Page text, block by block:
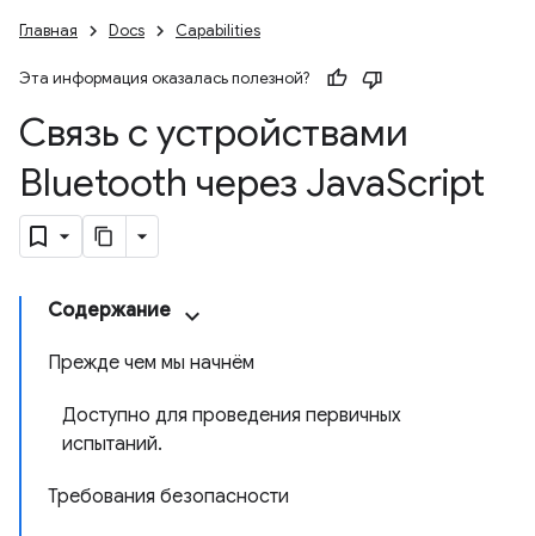
Главная Docs Capabilities
Эта информация оказалась полезной?
Связь с устройствами
Bluetooth через JavaScript
Содержание
Прежде чем мы начнём
Доступно для проведения первичных
испытаний.
Требования безопасности